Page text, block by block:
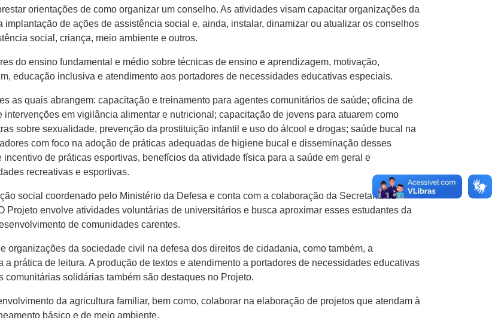
orientações de como organizar um conselho. As atividades visam capacitar organizações da
de ações de assistência social e, ainda, instalar, dinamizar ou atualizar os conselhos
social, criança, meio ambiente e outros.
do ensino fundamental e médio sobre técnicas de ensino e aprendizagem, motivação,
educação inclusiva e atendimento aos portadores de necessidades educativas especiais.
as quais abrangem: capacitação e treinamento para agentes comunitários de saúde; oficina de
em vigilância alimentar e nutricional; capacitação de jovens para atuarem como
sobre sexualidade, prevenção da prostituição infantil e uso do álcool e drogas; saúde bucal na
com foco na adoção de práticas adequadas de higiene bucal e disseminação desses
de práticas esportivas, benefícios da atividade física para a saúde em geral e
recreativas e esportivas.
social coordenado pelo Ministério da Defesa e conta com a colaboração da Secretaria de
Projeto envolve atividades voluntárias de universitários e busca aproximar esses estudantes da
de comunidades carentes.
organizações da sociedade civil na defesa dos direitos de cidadania, como também, a
prática de leitura. A produção de textos e atendimento a portadores de necessidades educativas
solidárias também são destaques no Projeto.
da agricultura familiar, bem como, colaborar na elaboração de projetos que atendam à
básico e de meio ambiente.